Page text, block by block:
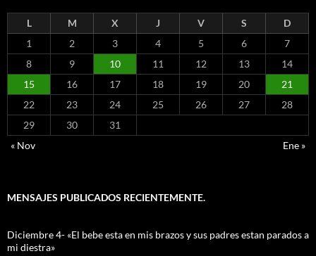
L M X J V S
D
1
2 3 4 5 6
7
8
9 10 11 12 13
14
15
16 17 18 19 20
21
22
23 24 25 26 27
28
29
30
31
« Nov
Ene »
MENSAJES PUBLICADOS RECIENTEMENTE.
Diciembre 4- «El bebe esta en mis brazos y sus padres estan parados a
mi diestra»